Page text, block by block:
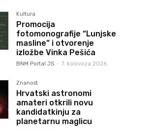
Kultura
Promocija
fotomonografije “Lunjske
masline” i otvorenje
izložbe Vinka Pešića
BNM Portal JS - 7. kolovoza 2026.
Znanost
Hrvatski astronomi
amateri otkrili novu
kandidatkinju za
planetarnu maglicu